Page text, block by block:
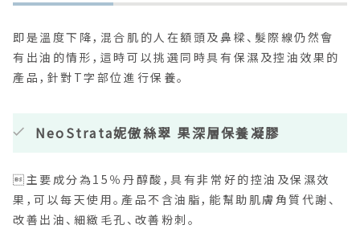
即是溫度下降，混合肌的人在額頭及鼻樑、髮際線仍然會
有出油的情形，這時可以挑選同時具有保濕及控油效果的
產品，針對T字部位進行保養。
NeoStrata妮傲絲翠 果深層保養凝膠
主要成分為15％丹醇酸，具有非常好的控油及保濕效
果，可以每天使用。產品不含油脂，能幫助肌膚角質代謝、
改善出油、細緻毛孔、改善粉刺。